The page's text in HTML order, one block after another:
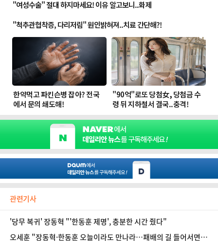
관련기사
'당무 복귀' 장동혁 "'한동훈 제명', 충분한 시간 줬다"
오세훈 "장동혁·한동훈 오늘이라도 만나라…패배의 길 들어서면